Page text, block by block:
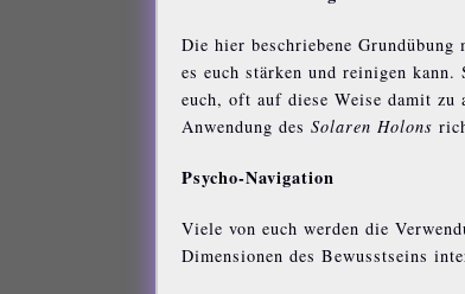
Die hier beschriebene
es euch stärken und reinigen
euch, oft auf diese Weise damit zu
Anwendung des Solaren Holons
Psycho-Navigation
Viele von euch werden die
Dimensionen des Bewusstseins